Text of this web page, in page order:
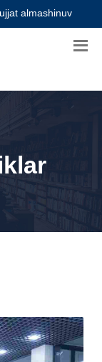
almashinuv